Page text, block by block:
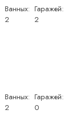
Ванных:
2
Гаражей:
2
Ванных:
2
Гаражей:
0